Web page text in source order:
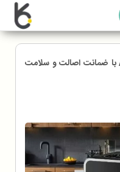
سرخ کن دوقلو فلوگل AF768-6178 با ضمانت اصالت و سلامت